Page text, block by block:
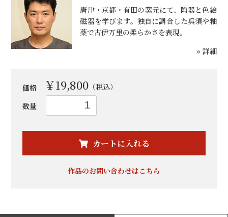
唐津・京都・有田の窯元にて、陶器と色絵
磁器を学びます。独自に調合した呉須や釉
薬で古伊万里の柔らかさを表現。
» 詳細
価格 ￥19,800 （税込）
数量
カートに入れる
お買い物を続ける カートへ進む
作品のお問い合わせはこちら